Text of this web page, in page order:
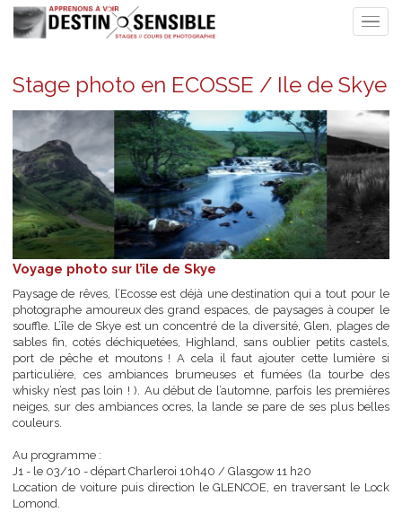
Stage photo en ECOSSE / Ile de
Voyage photo sur l’île de Skye
Paysage de rêves, l’Ecosse est déjà une destination qui a tout
photographe amoureux des grand espaces, de paysages à
souffle. L’île de Skye est un concentré de la diversité, Glen,
sables fin, cotés déchiquetées, Highland, sans oublier petits
port de pêche et moutons ! A cela il faut ajouter cette
particulière, ces ambiances brumeuses et fumées (la tourbe
whisky n’est pas loin ! ). Au début de l’automne, parfois les
couleurs.
Au programme :
J1 - le 03/10 - départ Charleroi 10h40 / Glasgow 11 h20